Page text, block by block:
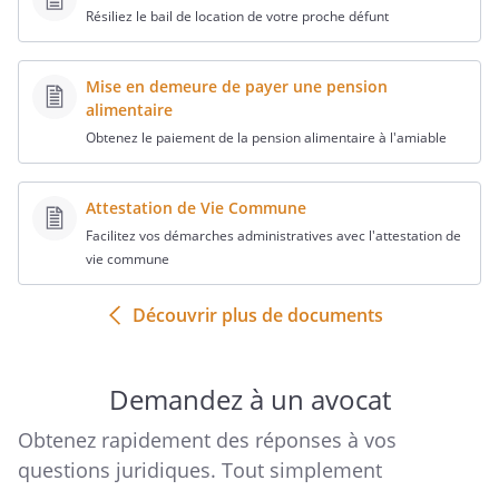
Résiliez le bail de location de votre proche défunt
Mise en demeure de payer une pension
alimentaire
Obtenez le paiement de la pension alimentaire à l'amiable
Attestation de Vie Commune
Facilitez vos démarches administratives avec l'attestation de
vie commune
Découvrir plus de documents
Demandez à un avocat
Obtenez rapidement des réponses à vos
questions juridiques. Tout simplement